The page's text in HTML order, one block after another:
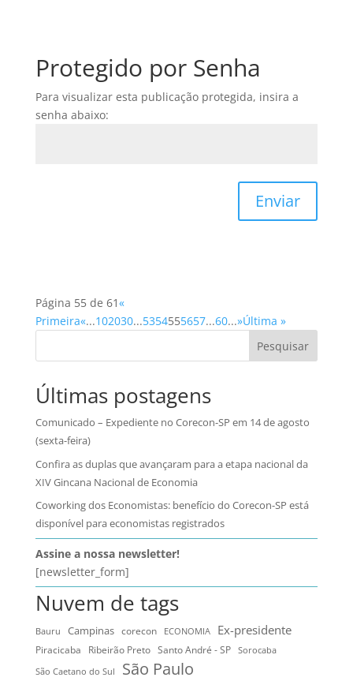
Protegido por Senha
Para visualizar esta publicação protegida, insira a
senha abaixo:
Enviar
Página 55 de 61«
Primeira«...102030...5354555657...60...»Última »
Pesquisar
Últimas postagens
Comunicado – Expediente no Corecon-SP em 14 de agosto
(sexta-feira)
Confira as duplas que avançaram para a etapa nacional da
XIV Gincana Nacional de Economia
Coworking dos Economistas: benefício do Corecon-SP está
disponível para economistas registrados
Assine a nossa newsletter!
[newsletter_form]
Nuvem de tags
Bauru Campinas corecon ECONOMIA Ex-presidente
Piracicaba Ribeirão Preto Santo André - SP
Sorocaba
São Caetano do Sul
São Paulo